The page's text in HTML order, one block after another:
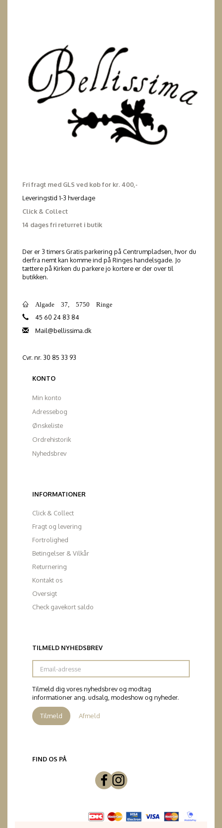
Fri fragt med GLS ved køb for kr. 400,-
Leveringstid 1-3 hverdage
Click & Collect
14 dages fri returret i butik
Der er 3 timers Gratis parkering på Centrumpladsen, hvor du
derfra nemt kan komme ind på Ringes handelsgade. Jo
tættere på Kirken du parkere jo kortere er der over til
butikken.
Algade 37, 5750 Ringe
45 60 24 83 84
Mail@bellissima.dk
Cvr. nr. 30 85 33 93
KONTO
Min konto
Adressebog
Ønskeliste
Ordrehistorik
Nyhedsbrev
INFORMATIONER
Click & Collect
Fragt og levering
Fortrolighed
Betingelser & Vilkår
Returnering
Kontakt os
Oversigt
Check gavekort saldo
TILMELD NYHEDSBREV
Email-
adresse
Tilmeld dig vores nyhedsbrev og modtag
informationer ang. udsalg, modeshow og nyheder.
Tilmeld Afmeld
FIND OS PÅ